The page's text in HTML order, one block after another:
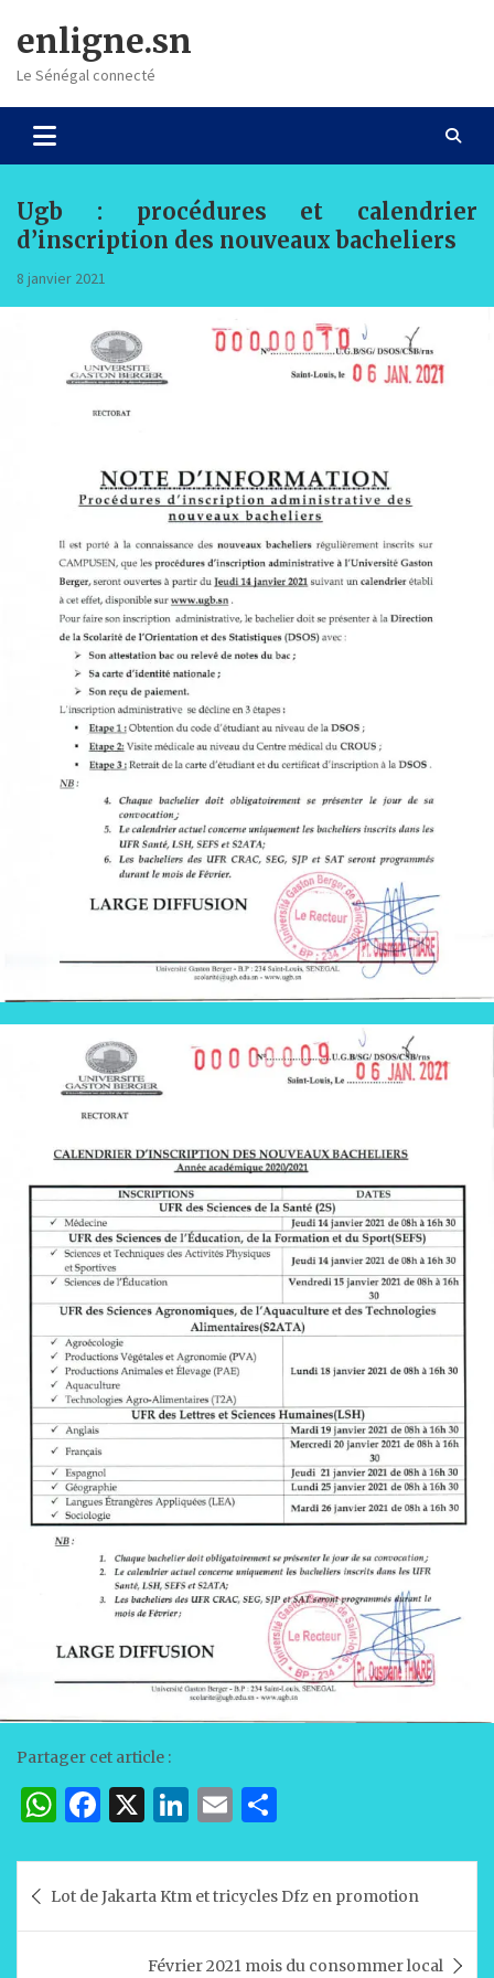
content
enligne.sn
Le Sénégal connecté
Ugb : procédures et calendrier
d’inscription des nouveaux bacheliers
8 janvier 2021
Partager cet article :
W
at
s
A
F
c
e
b
X Li
k
e
dI
E
ai
l
ta
g
er
de Lot de Jakarta Ktm et tricycles Dfz en promotion
Février 2021 mois du consommer local